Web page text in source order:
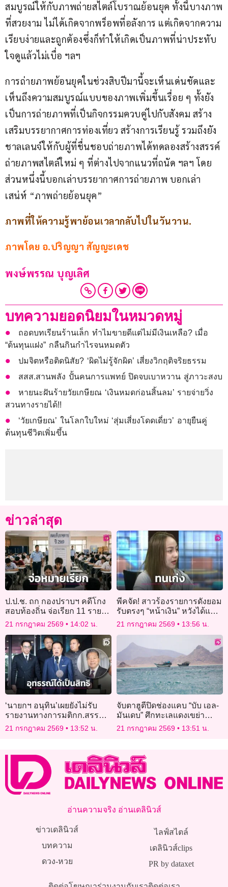
สมบูรณ์ให้กับภาพถ่ายสไตล์โบราณย้อนยุค ทั้งนี้บางภาพ
ที่สวยงาม ไม่ได้เกิดจากพร็อพที่อลังการ แต่เกิดจากความ
เรียบง่ายและถูกต้องซึ่งก็ทำให้เกิดเป็นภาพที่น่าประทับ
ใจดูแล้วไม่เบื่อ ฯลฯ
การถ่ายภาพย้อนยุคในช่วงสิบปีมานี้จะเห็นเด่นชัดและ
เห็นถึงความสมบูรณ์แบบของภาพเพิ่มขึ้นเรื่อย ๆ ทั้งยัง
เป็นการถ่ายภาพที่เป็นกิจกรรมควบคู่ไปกับสังคม สร้าง
เสริมบรรยากาศการท่องเที่ยว สร้างการเรียนรู้ รวมถึงยัง
ชาลเลนจ์ให้กับผู้ที่ชื่นชอบถ่ายภาพได้ทดลองสร้างสรรค์
ถ่ายภาพสไตล์ใหม่ ๆ ที่ต่างไปจากแนวที่ถนัด ฯลฯ โดย
ส่วนหนึ่งนี้บอกเล่าบรรยากาศการถ่ายภาพ บอกเล่า
เสน่ห์ “ภาพถ่ายย้อนยุค”
ภาพที่ให้ความรู้พาย้อนเวลากลับไปในวันวาน.
ภาพโดย อ.ปริญญา สัญญะเดช
พงษ์พรรณ บุญเลิศ
บทความยอดนิยมในหมวดหมู่
ถอดบทเรียนร้านเล็ก ทำไมขายดีแต่ไม่มีเงินเหลือ? เมื่อ
“ต้นทุนแฝง” กลืนกินกำไรจนหมดตัว
ปมจิตหรือติดนิสัย? ‘ผิดไม่รู้จักผิด’ เสี่ยงวิกฤติจริยธรรม
สสส.สานพลัง ปั้นคนการแพทย์ ปิดจบเบาหวาน สู่ภาวะสงบ
หายนะฝันร้ายวัยเกษียณ ‘เงินหมดก่อนสิ้นลม’ รายจ่ายวิ่ง
สวนทางรายได้!!
‘วัยเกษียณ’ ในโลกใบใหม่ ‘สุ่มเสี่ยงโดดเดี่ยว’ อายุยืนคู่
ต้นทุนชีวิตเพิ่มขึ้น
ข่าวล่าสุด
ป.ป.ช. ถก กองปราบฯ คดีโกง
สอบท้องถิ่น จ่อเรียก 11 รายรับ
ทราบข้อหา เร่งหาหลักฐานฟัน
21 กรกฎาคม 2569 14:02 น.
พีคจัด! สาวร้องรายการดังยอม
รับตรงๆ “หน้าเงิน” หวังได้แฟน
รวย แต่เจอมาเฟียทิพย์ ฟัน
หลอ-ไม่ตรงปก!
21 กรกฎาคม 2569 13:56 น.
‘นายกฯ อนุทิน’เผยยังไม่รับ
รายงานทางการมติกก.สรร
หาฯให้ ‘นพ.สรณ’พ้น
ปธ.กสทช. ชี้อุทธรณ์ได้เป็น
21 กรกฎาคม 2569 13:52 น.
จับตาฮูตีปิดช่องแคบ “บับ เอล-
มันเดบ” ศึกทะเลแดงเขย่า
เศรษฐกิจโลก
21 กรกฎาคม 2569 13:51 น.
อ่านความจริง อ่านเดลินิวส์
ข่าวเดลินิวส์
บทความ
ดวง-หวย
ไลฟ์สไตล์
เดลินิวส์clips
PR by dataxet